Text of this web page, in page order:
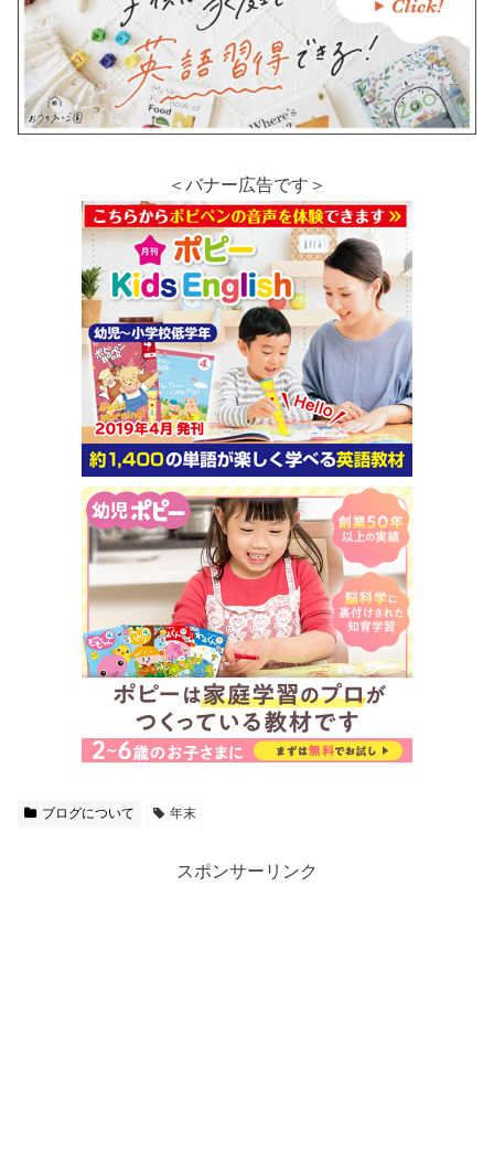
＜バナー広告です＞
ブログについて 年末
スポンサーリンク